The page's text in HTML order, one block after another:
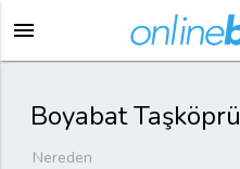
menu
Boyabat
Nereden